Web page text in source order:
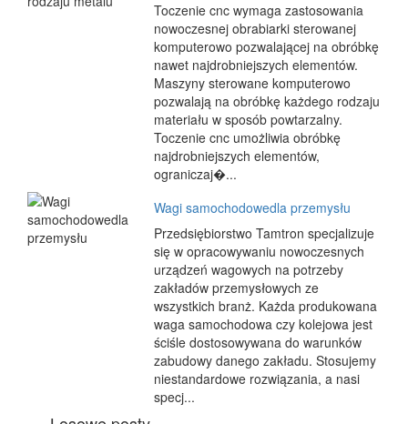
Toczenie cnc wymaga zastosowania
nowoczesnej obrabiarki sterowanej
komputerowo pozwalającej na obróbkę
nawet najdrobniejszych elementów.
Maszyny sterowane komputerowo
pozwalają na obróbkę każdego rodzaju
materiału w sposób powtarzalny.
Toczenie cnc umożliwia obróbkę
najdrobniejszych elementów,
ograniczaj�...
Wagi samochodowedla przemysłu
Przedsiębiorstwo Tamtron specjalizuje
się w opracowywaniu nowoczesnych
urządzeń wagowych na potrzeby
zakładów przemysłowych ze
wszystkich branż. Każda produkowana
waga samochodowa czy kolejowa jest
ściśle dostosowywana do warunków
zabudowy danego zakładu. Stosujemy
niestandardowe rozwiązania, a nasi
specj...